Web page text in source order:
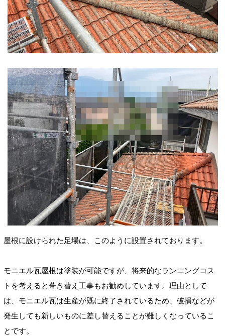
屋根に設けられた足場は、このように設置されております。
モニエル瓦屋根は塗装が可能ですが、将来的なランニングコス
トを考えると葺き替え工事もお勧めしています。理由として
は、モニエル瓦は生産が既に終了されているため、破損などが
発生しても新しいものに差し替えることが難しくなっているこ
とです。